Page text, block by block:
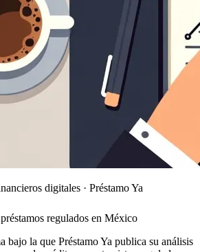
digitales · Préstamo Ya
regulados en México
bajo la que Préstamo Ya publica su análisis